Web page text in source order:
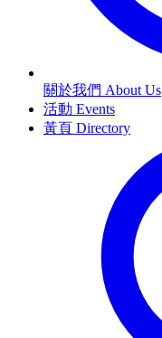
關於我們 About Us
活動 Events
黃頁 Directory